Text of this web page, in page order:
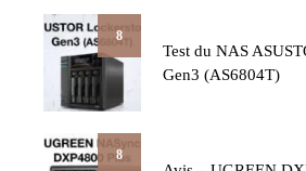
8
Test du NAS
Gen3 (AS6804T)
8